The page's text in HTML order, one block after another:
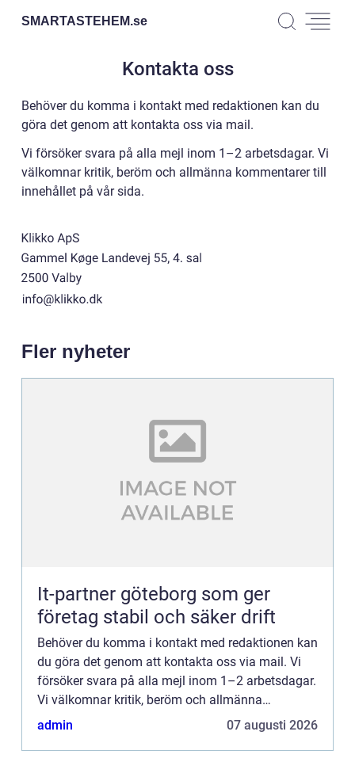
SMARTASTEHEM.se
Kontakta oss
Behöver du komma i kontakt med redaktionen kan du
göra det genom att kontakta oss via mail.
Vi försöker svara på alla mejl inom 1–2 arbetsdagar. Vi
välkomnar kritik, beröm och allmänna kommentarer till
innehållet på vår sida.
Fler nyheter
It-partner göteborg som ger
företag stabil och säker drift
Behöver du komma i kontakt med redaktionen kan
du göra det genom att kontakta oss via mail. Vi
försöker svara på alla mejl inom 1–2 arbetsdagar.
Vi välkomnar kritik, beröm och allmänna
kommentarer till innehållet på vår sida.
admin 07 augusti 2026